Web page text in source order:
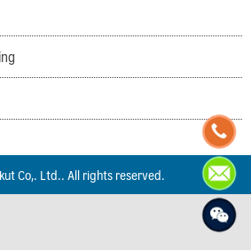
Co,. Ltd.. All rights reserved.